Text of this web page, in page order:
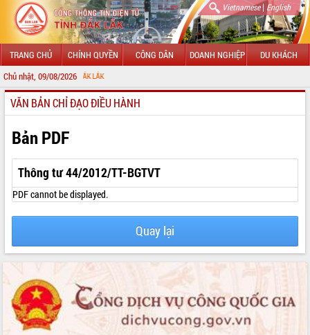
Vietnamese| English
TRANG CHỦ CHÍNH QUYỀN CÔNG DÂN DOANH NGHIỆP DU KHÁCH
Chủ nhật, 09/08/2026
GIỚI THIỆU
LÃNH ĐẠO UBND TỈNH
TIN TỨC SỰ KIỆN
SỞ, BAN, NGÀNH
UBND CÁC XÃ, PHƯỜNG
THÔNG TIN CHỈ ĐẠO ĐIỀU HÀNH
VĂN BẢN HĐND TỈNH
ĐIỂM TIN VĂN BẢN
VĂN BẢN CHỈ ĐẠO ĐIỀU HÀNH
Bản PDF
Thông tư 44/2012/TT-BGTVT
PDF cannot be displayed.
Quay lại